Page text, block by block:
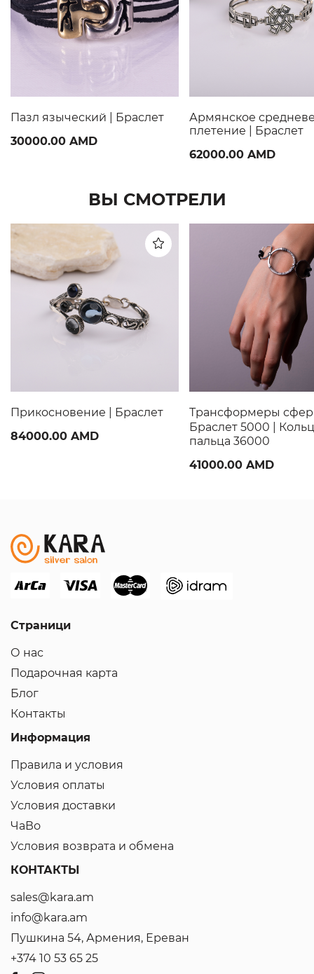
Пазл языческий | Браслет
30000.00 AMD
Армянское
плетение | Браслет
62000.00 AMD
ВЫ СМОТРЕЛИ
Прикосновение | Браслет
84000.00 AMD
Трансформеры
Браслет 5000 |
пальца 36000
41000.00 AMD
Страници
О нас
Подарочная карта
Блог
Контакты
Информация
Правила и условия
Условия оплаты
Условия доставки
ЧаВо
Условия возврата и обмена
КОНТАКТЫ
sales@kara.am
info@kara.am
Пушкина 54, Армения, Ереван
+374 10 53 65 25